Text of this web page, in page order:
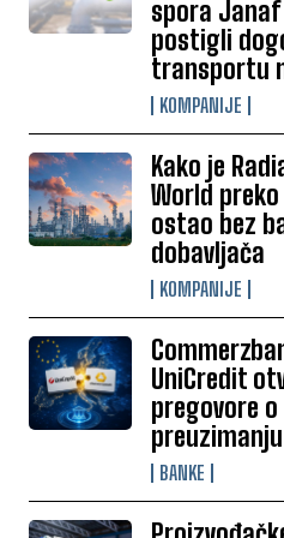
spora Janaf
postigli
transportu
KOMPANIJE
Kako je
World
ostao bez
dobavljača
KOMPANIJE
UniCredit
pregovore o
preuzimanju
BANKE